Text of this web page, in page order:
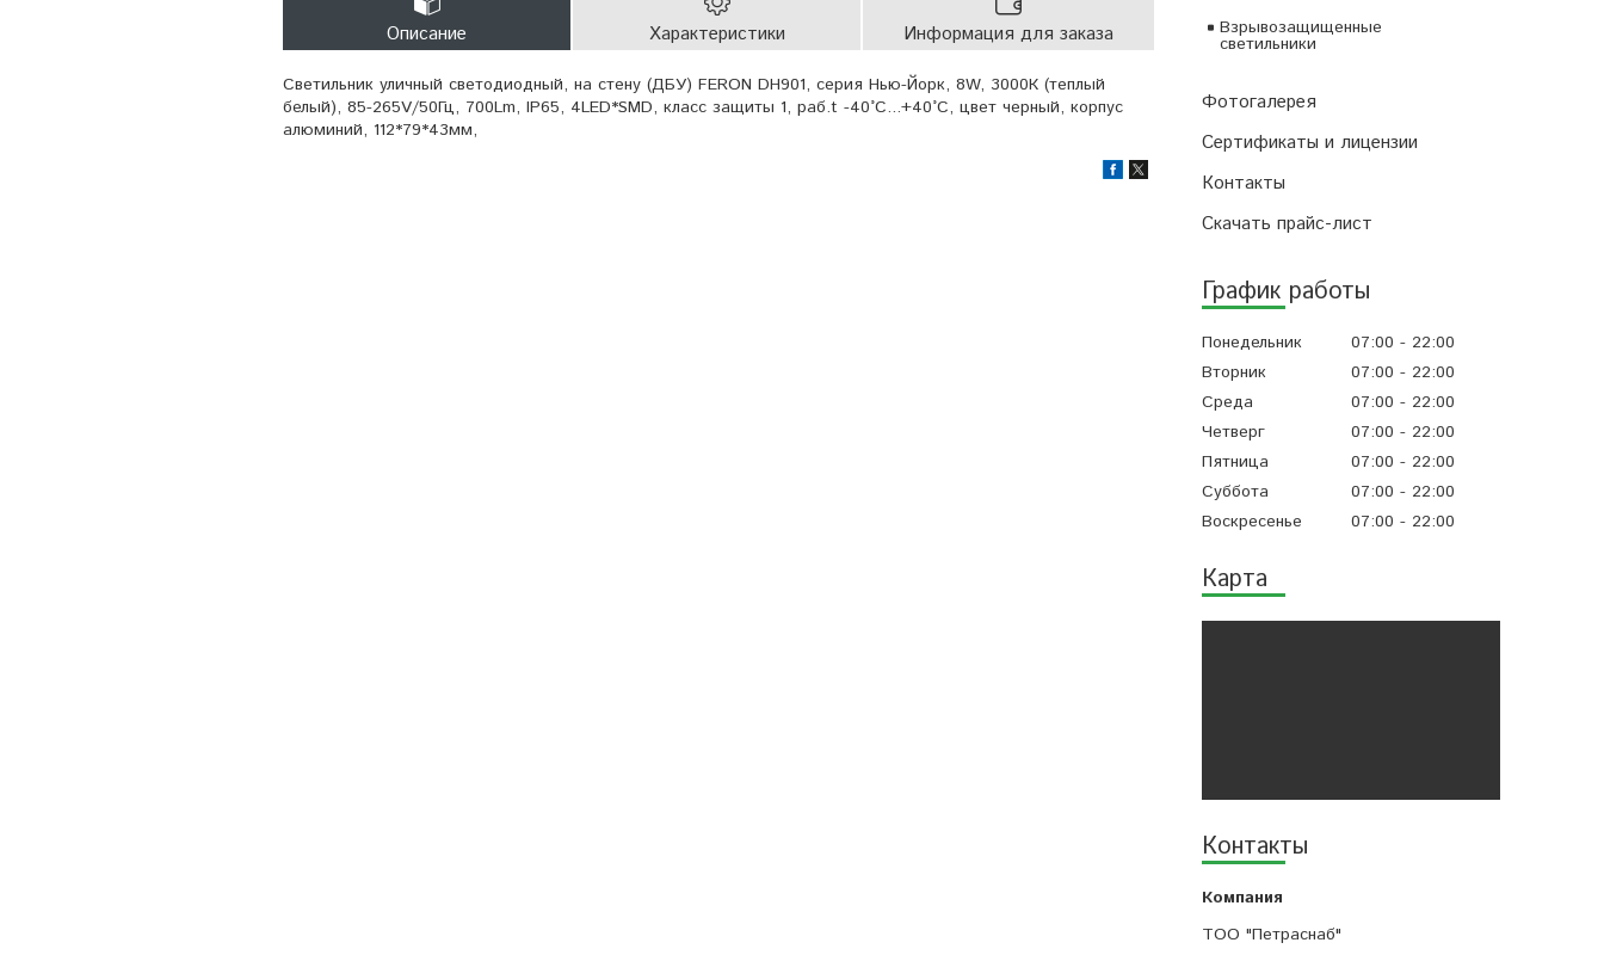
Взрывозащищенные
светильники
Фотогалерея
Сертификаты и лицензии
Контакты
Скачать прайс-лист
График работы
Понедельник 07:00
22:00
Вторник
07:00
22:00
Среда
07:00
22:00
Четверг
07:00
22:00
Пятница
07:00
22:00
Суббота
07:00
22:00
Воскресенье
07:00 22:00
Карта
Контакты
ТОО "Петраснаб"
Описание Характеристики Информация для заказа
Светильник уличный светодиодный, на стену (ДБУ) FERON DH901, серия Нью-Йорк, 8W, 3000К (теплый
белый), 85-265V/50Гц, 700Lm, IP65, 4LED*SMD, класс защиты 1, раб.t -40°C...+40°C, цвет черный, корпус
алюминий, 112*79*43мм,